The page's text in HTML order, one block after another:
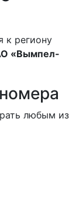
к региону
«Вымпел-
любым из